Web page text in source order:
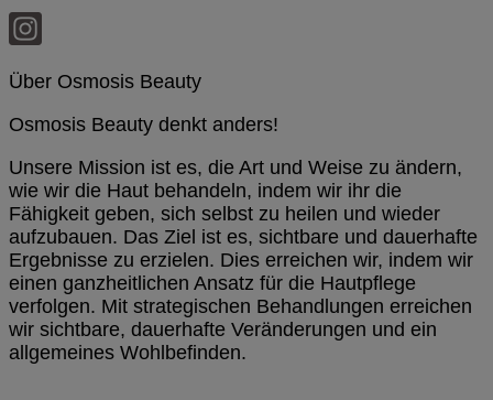
Über Osmosis Beauty
Osmosis Beauty denkt anders!
Unsere Mission ist es, die Art und Weise zu ändern,
wie wir die Haut behandeln, indem wir ihr die
Fähigkeit geben, sich selbst zu heilen und wieder
aufzubauen. Das Ziel ist es, sichtbare und dauerhafte
Ergebnisse zu erzielen. Dies erreichen wir, indem wir
einen ganzheitlichen Ansatz für die Hautpflege
verfolgen. Mit strategischen Behandlungen erreichen
wir sichtbare, dauerhafte Veränderungen und ein
allgemeines Wohlbefinden.